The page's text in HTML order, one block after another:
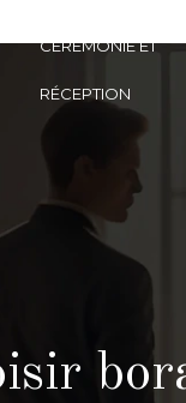
CÉRÉMONIE ET
RÉCEPTION